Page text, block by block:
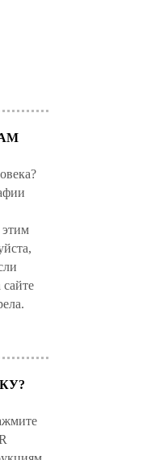
этим
сайте